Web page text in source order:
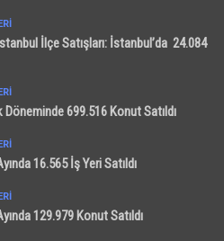
İlçe Satışları: İstanbul’da 24.084
Döneminde 699.516 Konut Satıldı
16.565 İş Yeri Satıldı
129.979 Konut Satıldı